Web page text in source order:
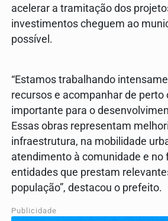
acelerar a tramitação dos
investimentos cheguem ao
possível.
“Estamos trabalhando
recursos e acompanhar de perto
importante para o
Essas obras representam
infraestrutura, na mobilidade
atendimento à comunidade e no
entidades que prestam
população”, destacou o prefeito.
Publicidade